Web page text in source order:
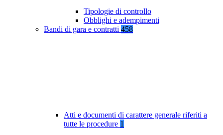
Tipologie di controllo
Obblighi e adempimenti
Bandi di gara e contratti 458
Atti e documenti di carattere generale riferiti a
tutte le procedure 1